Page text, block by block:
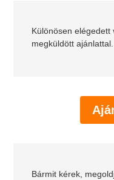
Különösen
megküldött ajánlattal.
Bármit kérek,